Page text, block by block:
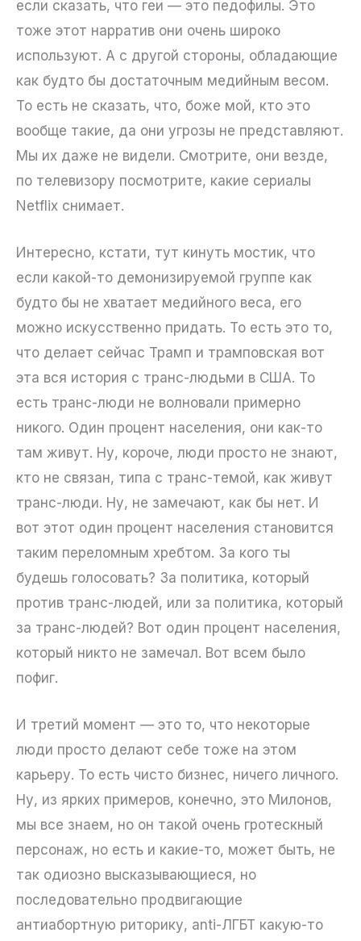
если сказать, что геи — это педофилы. Это
тоже этот нарратив они очень широко
используют. А с другой стороны, обладающие
как будто бы достаточным медийным весом.
То есть не сказать, что, боже мой, кто это
вообще такие, да они угрозы не представляют.
Мы их даже не видели. Смотрите, они везде,
по телевизору посмотрите, какие сериалы
Netflix снимает.
Интересно, кстати, тут кинуть мостик, что
если какой-то демонизируемой группе как
будто бы не хватает медийного веса, его
можно искусственно придать. То есть это то,
что делает сейчас Трамп и трамповская вот
эта вся история с транс-людьми в США. То
есть транс-люди не волновали примерно
никого. Один процент населения, они как-то
там живут. Ну, короче, люди просто не знают,
кто не связан, типа с транс-темой, как живут
транс-люди. Ну, не замечают, как бы нет. И
вот этот один процент населения становится
таким переломным хребтом. За кого ты
будешь голосовать? За политика, который
против транс-людей, или за политика, который
за транс-людей? Вот один процент населения,
который никто не замечал. Вот всем было
пофиг.
И третий момент — это то, что некоторые
люди просто делают себе тоже на этом
карьеру. То есть чисто бизнес, ничего личного.
Ну, из ярких примеров, конечно, это Милонов,
мы все знаем, но он такой очень гротескный
персонаж, но есть и какие-то, может быть, не
так одиозно высказывающиеся, но
последовательно продвигающие
антиабортную риторику, anti-ЛГБТ какую-то